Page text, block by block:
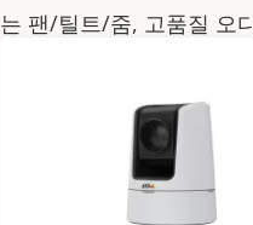
는 팬/틸트/줌, 고품질 오
는 카메라입니다. 오픈
간편하게 통합하고, 강당
시청자들과 정보를 공유
통신을 실시할 수 있습니